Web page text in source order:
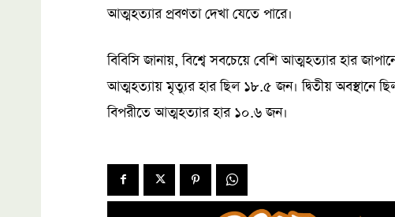
আত্মহত্যার প্রবণতা দেখা যেতে পারে।
বিবিসি জানায়, বিশ্বে সবচেয়ে বেশি আত্মহত্যার হার
আত্মহত্যায় মৃত্যুর হার ছিল ১৮.৫ জন। দ্বিতীয় অবস্থানে
বিপরীতে আত্মহত্যার হার ১০.৬ জন।